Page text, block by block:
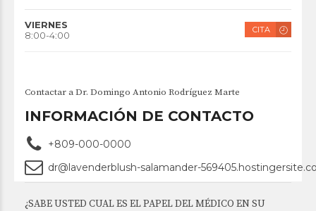
VIERNES
8:00-4:00
CITA
Contactar a Dr. Domingo Antonio Rodríguez Marte
INFORMACIÓN DE CONTACTO
+809-000-0000
dr@lavenderblush-salamander-
¿SABE USTED CUAL ES EL PAPEL DEL MÉDICO EN SU